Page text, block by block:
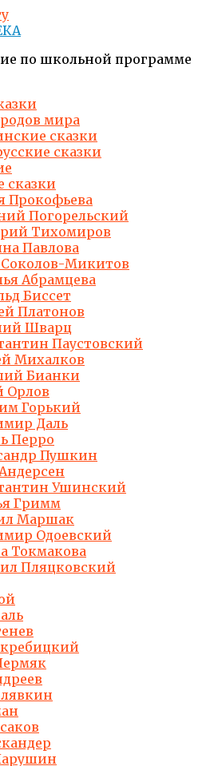
по школьной программе
мира
сказки
сказки
сказки
Прокофьева
Погорельский
Тихомиров
Павлова
Микитов
Абрамцева
Биссет
Платонов
Шварц
Паустовский
Михалков
Бианки
Горький
Даль
Перро
Пушкин
Ушинский
Гримм
Маршак
Одоевский
Токмакова
Пляцковский